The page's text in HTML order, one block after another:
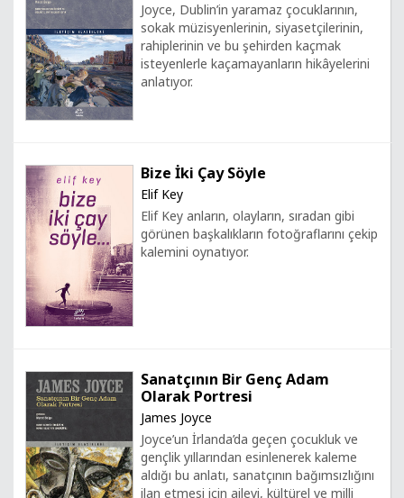
Joyce, Dublin’in yaramaz çocuklarının,
sokak müzisyenlerinin, siyasetçilerinin,
rahiplerinin ve bu şehirden kaçmak
isteyenlerle kaçamayanların hikâyelerini
anlatıyor.
Bize İki Çay Söyle
Elif Key
Elif Key anların, olayların, sıradan gibi
görünen başkalıkların fotoğraflarını çekip
kalemini oynatıyor.
Sanatçının Bir Genç Adam
Olarak Portresi
James Joyce
Joyce’un İrlanda’da geçen çocukluk ve
gençlik yıllarından esinlenerek kaleme
aldığı bu anlatı, sanatçının bağımsızlığını
ilan etmesi için ailevi, kültürel ve milli